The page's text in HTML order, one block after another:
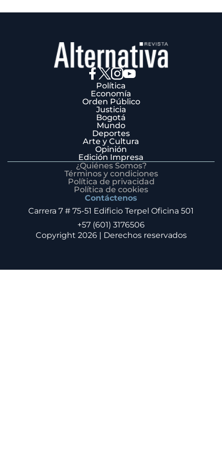
Política
Economía
Orden Público
Justicia
Bogotá
Mundo
Deportes
Arte y Cultura
Opinión
Edición Impresa
¿Quiénes Somos?
Términos y condiciones
Política de privacidad
Política de cookies
Contáctenos
Carrera 7 # 75-51 Edificio Terpel Oficina 501
+57 (601) 3176506
Copyright 2026 | Derechos reservados